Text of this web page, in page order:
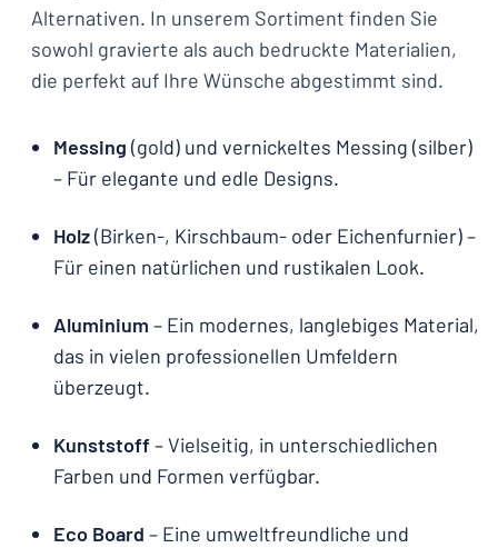
Alternativen. In unserem Sortiment finden Sie
sowohl gravierte als auch bedruckte Materialien,
die perfekt auf Ihre Wünsche abgestimmt sind.
Messing (gold) und vernickeltes Messing (silber)
– Für elegante und edle Designs.
Holz(Birken-, Kirschbaum- oder Eichenfurnier) –
Für einen natürlichen und rustikalen Look.
Aluminium – Ein modernes, langlebiges Material,
das in vielen professionellen Umfeldern
überzeugt.
Kunststoff– Vielseitig, in unterschiedlichen
Farben und Formen verfügbar.
Eco Board – Eine umweltfreundliche und